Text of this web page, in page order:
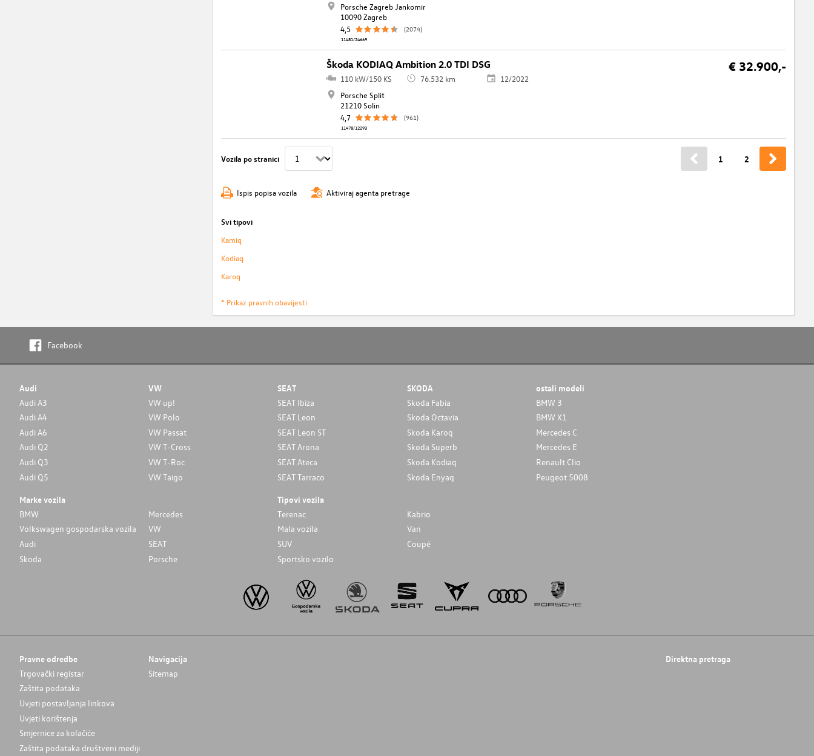
Porsche Zagreb Jankomir
10090 Zagreb
4,5
(2074)
11481/24669
Škoda KODIAQ Ambition 2.0 TDI DSG € 32.900,-
110 kW/150 KS 76.532 km
12/2022
Porsche Split
21210 Solin
4,7
(961)
11478/12293
Vozila po stranici 1 2
Ispis popisa vozila Aktiviraj agenta pretrage
Svi tipovi
Kamiq
Kodiaq
Karoq
* Prikaz pravnih obavijesti
Facebook
Audi
Audi A3
Audi A4
Audi A6
Audi Q2
Audi Q3
Audi Q5
VW
VW up!
VW Polo
VW Passat
VW T-Cross
VW T-Roc
VW Taigo
SEAT
SEAT Ibiza
SEAT Leon
SEAT Leon ST
SEAT Arona
SEAT Ateca
SEAT Tarraco
SKODA
Skoda Fabia
Skoda Octavia
Skoda Karoq
Skoda Superb
Skoda Kodiaq
Skoda Enyaq
ostali modeli
BMW 3
BMW X1
Mercedes C
Mercedes E
Renault Clio
Peugeot 5008
Marke vozila
BMW
Mercedes
Volkswagen gospodarska vozila
VW
Audi
SEAT
Skoda
Porsche
Tipovi vozila
Terenac
Kabrio
Mala vozila
Van
SUV
Coupé
Sportsko vozilo
Pravne odredbe
Trgovački registar
Zaštita podataka
Uvjeti postavljanja linkova
Uvjeti korištenja
Smjernice za kolačiće
Zaštita podataka društveni mediji
Navigacija
Sitemap
Direktna pretraga